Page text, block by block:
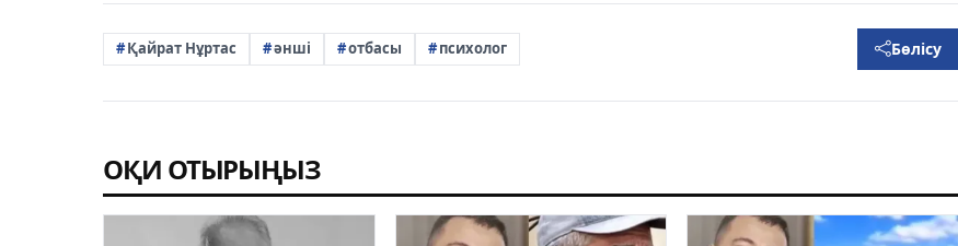
Қайрат Нұртас әнші отбасы психолог Бөлісу
ОҚИ ОТЫРЫҢЫЗ